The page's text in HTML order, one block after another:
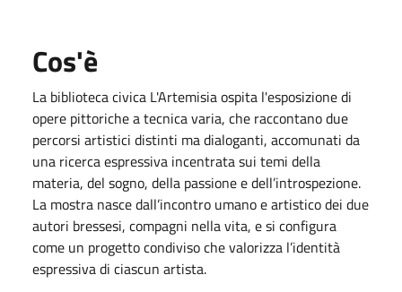
Cos'è
La biblioteca civica L'Artemisia ospita l'esposizione di
opere pittoriche a tecnica varia, che raccontano due
percorsi artistici distinti ma dialoganti, accomunati da
una ricerca espressiva incentrata sui temi della
materia, del sogno, della passione e dell’introspezione.
La mostra nasce dall’incontro umano e artistico dei due
autori bressesi, compagni nella vita, e si configura
come un progetto condiviso che valorizza l’identità
espressiva di ciascun artista.